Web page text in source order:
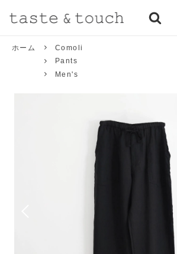
ホーム
Comoli
Pants
Men's